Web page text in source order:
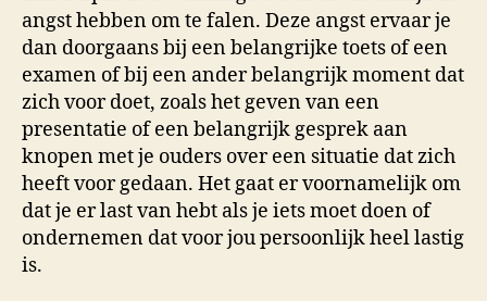
angst hebben om te falen. Deze angst ervaar je
dan doorgaans bij een belangrijke toets of een
examen of bij een ander belangrijk moment dat
zich voor doet, zoals het geven van een
presentatie of een belangrijk gesprek aan
knopen met je ouders over een situatie dat zich
heeft voor gedaan. Het gaat er voornamelijk om
dat je er last van hebt als je iets moet doen of
ondernemen dat voor jou persoonlijk heel lastig
is.